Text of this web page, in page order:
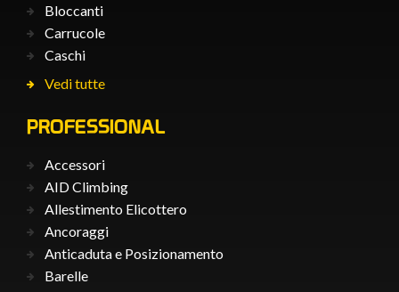
Bloccanti
Carrucole
Caschi
Vedi tutte
PROFESSIONAL
Accessori
AID Climbing
Allestimento Elicottero
Ancoraggi
Anticaduta e Posizionamento
Barelle